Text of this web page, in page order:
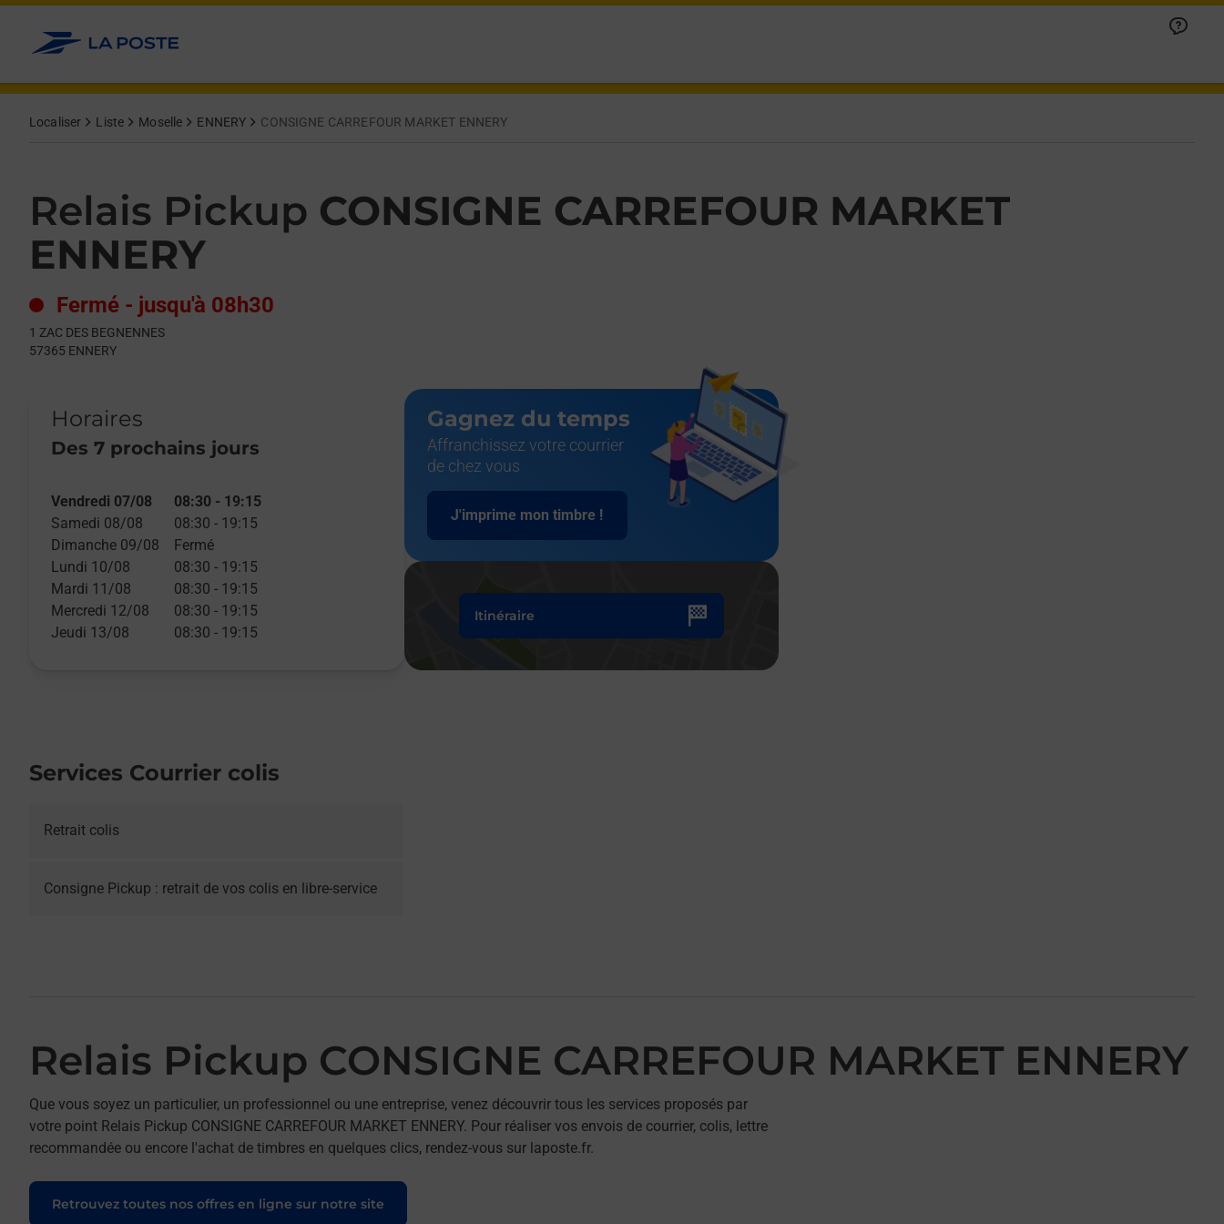
Allez au contenu
Localiser Liste Moselle ENNERY CONSIGNE CARREFOUR MARKET ENNERY
Relais Pickup CONSIGNE CARREFOUR MARKET
ENNERY
Fermé - jusqu'à 08h30
1 ZAC DES BEGNENNES
57365 ENNERY
Horaires
Des 7 prochains jours
Day of the WeekHours
Vendredi 07/08 08:30 - 19:15
Samedi 08/08
08:30 - 19:15
Dimanche 09/08
Fermé
Lundi 10/08
08:30 - 19:15
Mardi 11/08
08:30 - 19:15
Mercredi 12/08
08:30 - 19:15
Jeudi 13/08
08:30 - 19:15
Gagnez du temps
Affranchissez votre courrier
de chez vous
J'imprime mon timbre !
Itinéraire
Services Courrier colis
Retrait colis
Consigne Pickup : retrait de vos colis en libre-service
Relais Pickup CONSIGNE CARREFOUR MARKET ENNERY
Que vous soyez un particulier, un professionnel ou une entreprise, venez découvrir tous les services proposés par
votre point Relais Pickup CONSIGNE CARREFOUR MARKET ENNERY. Pour réaliser vos envois de courrier, colis, lettre
recommandée ou encore l'achat de timbres en quelques clics, rendez-vous sur laposte.fr.
Retrouvez toutes nos offres en ligne sur notre site
Get directions to Relais Pickup at 1 ZAC DES BEGNENNES ENNERY,
lien s'ouvre dans un nouvel onglet